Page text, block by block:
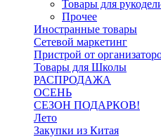
Товары для
Прочее
Иностранные товары
Сетевой маркетинг
Пристрой от
Товары для Школы
РАСПРОДАЖА
ОСЕНЬ
СЕЗОН ПОДАРКОВ!
Лето
Закупки из Китая